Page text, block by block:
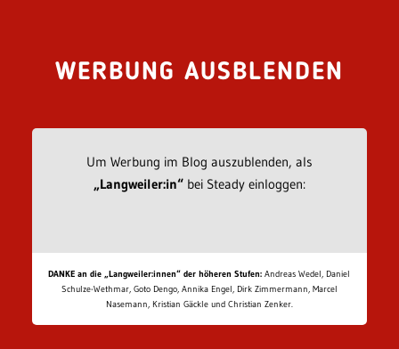
WERBUNG AUSBLENDEN
Um Werbung im Blog auszublenden, als
„Langweiler:in“bei Steady einloggen:
DANKE an die „Langweiler:innen“ der höheren Stufen: Andreas Wedel, Daniel
Schulze-Wethmar, Goto Dengo, Annika Engel, Dirk Zimmermann, Marcel
Nasemann, Kristian Gäckle und Christian Zenker.